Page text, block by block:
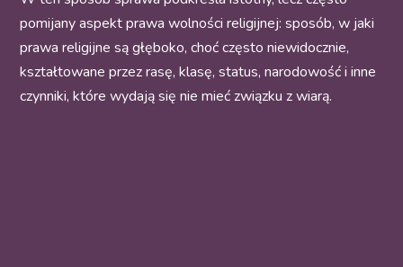
pomijany aspekt prawa wolności religijnej: sposób, w jaki
prawa religijne są głęboko, choć często niewidocznie,
kształtowane przez rasę, klasę, status, narodowość i inne
czynniki, które wydają się nie mieć związku z wiarą.